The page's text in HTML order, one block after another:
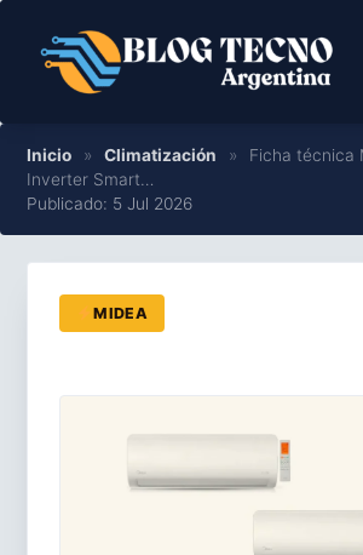
contenido
Inicio » Climatización »
Ficha técnica
Inverter Smart…
Publicado: 5 Jul 2026
MIDEA